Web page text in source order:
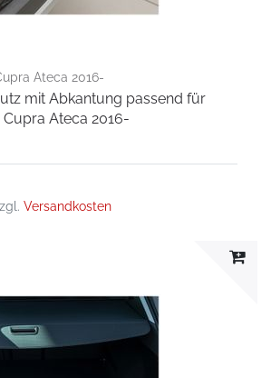
Ateca 2016-
mit Abkantung passend für
Cupra Ateca 2016-
Versandkosten